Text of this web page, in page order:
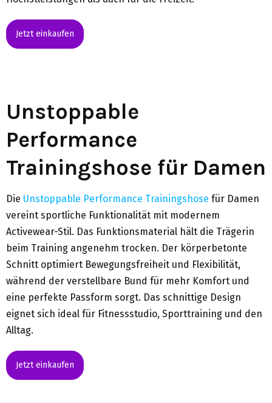
Jetzt einkaufen
Unstoppable
Performance
Trainingshose für Damen
Die Unstoppable Performance Trainingshose für Damen
vereint sportliche Funktionalität mit modernem
Activewear-Stil. Das Funktionsmaterial hält die Trägerin
beim Training angenehm trocken. Der körperbetonte
Schnitt optimiert Bewegungsfreiheit und Flexibilität,
während der verstellbare Bund für mehr Komfort und
eine perfekte Passform sorgt. Das schnittige Design
eignet sich ideal für Fitnessstudio, Sporttraining und den
Alltag.
Jetzt einkaufen